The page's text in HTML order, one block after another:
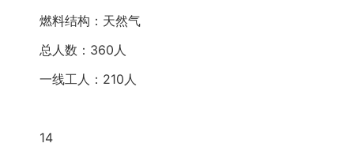
燃料结构：天然气
总人数：360人
一线工人：210人
14